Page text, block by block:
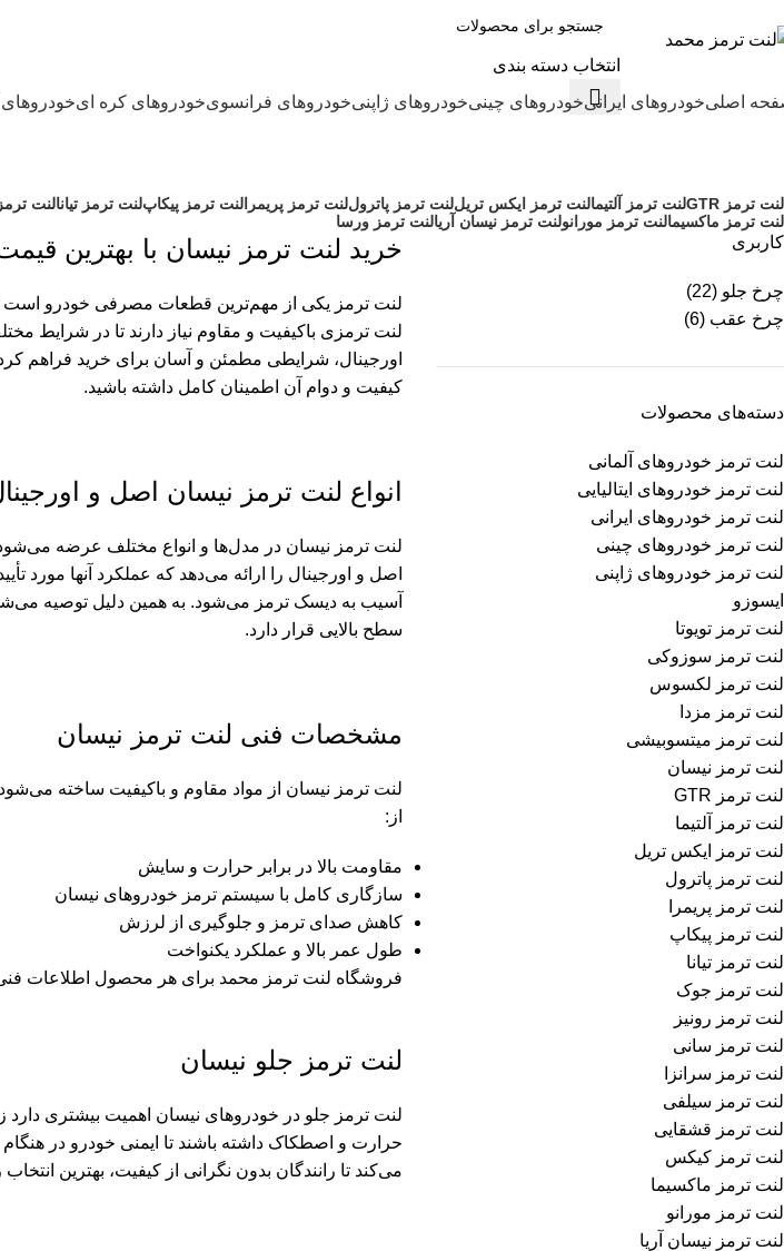
انتخاب دسته بندی
اصلیخودروهای ایرانیخودروهای چینیخودروهای ژاپنیخودروهای فرانسویخودروهای کره ایخودروهای
لنت ترمز GTR لنت ترمز آلتیمالنت ترمز ایکس تریللنت ترمز پاتروللنت ترمز پریمرا لنت ترمز پیکاپلنت ترمز تیانالنت
لنت ترمز ماکسیمالنت ترمز مورانولنت ترمز نیسان آریالنت ترمز ورسا
کاربری
چرخ جلو (22)
چرخ عقب (6)
دسته‌های محصولات
لنت ترمز خودروهای آلمانی
لنت ترمز خودروهای ایتالیایی
لنت ترمز خودروهای ایرانی
لنت ترمز خودروهای چینی
لنت ترمز خودروهای ژاپنی
ایسوزو
لنت ترمز تویوتا
لنت ترمز سوزوکی
لنت ترمز لکسوس
لنت ترمز مزدا
لنت ترمز میتسوبیشی
لنت ترمز نیسان
لنت ترمز GTR
لنت ترمز آلتیما
لنت ترمز ایکس تریل
لنت ترمز پاترول
لنت ترمز پریمرا
لنت ترمز پیکاپ
لنت ترمز تیانا
لنت ترمز جوک
لنت ترمز رونیز
لنت ترمز سانی
لنت ترمز سرانزا
لنت ترمز سیلفی
لنت ترمز قشقایی
لنت ترمز کیکس
لنت ترمز ماکسیما
لنت ترمز مورانو
لنت ترمز نیسان آریا
خرید لنت ترمز نیسان با بهترین
لنت ترمز یکی از مهم‌ترین قطعات مصرفی خودرو است که
لنت ترمزی باکیفیت و مقاوم نیاز دارند تا در شرایط
اورجینال، شرایطی مطمئن و آسان برای خرید فراهم
کیفیت و دوام آن اطمینان کامل داشته باشید.
انواع لنت ترمز نیسان اصل و
لنت ترمز نیسان در مدل‌ها و انواع مختلف عرضه
اصل و اورجینال را ارائه می‌دهد که عملکرد آنها مورد
سطح بالایی قرار دارد.
مشخصات فنی لنت ترمز نیسان
لنت ترمز نیسان از مواد مقاوم و باکیفیت ساخته
از:
مقاومت بالا در برابر حرارت و سایش
سازگاری کامل با سیستم ترمز خودروهای نیسان
کاهش صدای ترمز و جلوگیری از لرزش
طول عمر بالا و عملکرد یکنواخت
فروشگاه لنت ترمز محمد برای هر محصول اطلاعات فنی
لنت ترمز جلو نیسان
لنت ترمز جلو در خودروهای نیسان اهمیت بیشتری دارد
می‌کند تا رانندگان بدون نگرانی از کیفیت، بهترین انتخاب